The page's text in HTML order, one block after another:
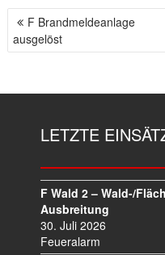
B
E
F Brandmeldeanlage
ausgelöst
LETZTE
F Wald 2 – Wald-/
Ausbreitung
30. Juli 2026
Feueralarm